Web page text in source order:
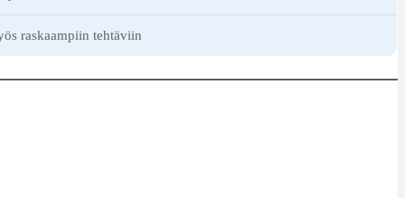
raskaampiin tehtäviin